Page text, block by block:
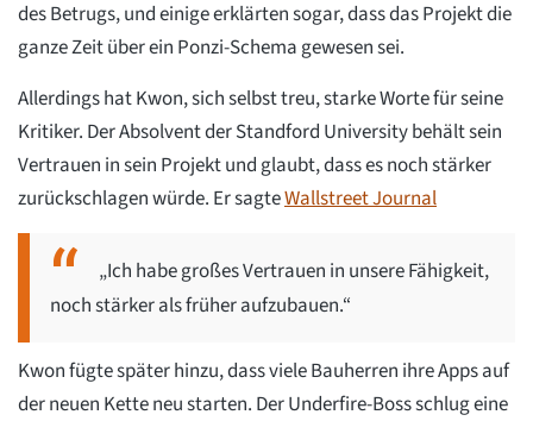
des Betrugs, und einige erklärten sogar, dass das Projekt die
ganze Zeit über ein Ponzi-Schema gewesen sei.
Allerdings hat Kwon, sich selbst treu, starke Worte für seine
Kritiker. Der Absolvent der Standford University behält sein
Vertrauen in sein Projekt und glaubt, dass es noch stärker
zurückschlagen würde. Er sagteWallstreet Journal
„Ich habe großes Vertrauen in unsere Fähigkeit,
noch stärker als früher aufzubauen.“
Kwon fügte später hinzu, dass viele Bauherren ihre Apps auf
der neuen Kette neu starten. Der Underfire-Boss schlug eine